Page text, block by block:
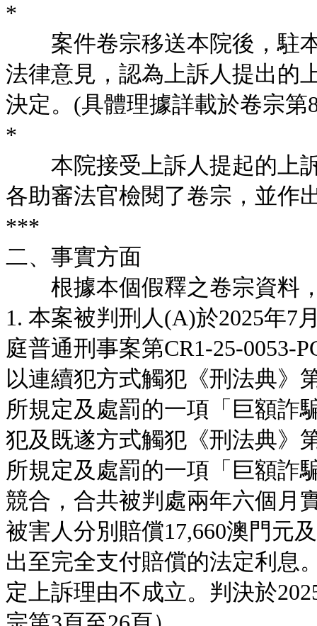
*
案件卷宗移送本院後，駐本
法律意見，認為上訴人提出的
決定。(具體理據詳載於卷宗第
*
本院接受上訴人提起的上訴
各助審法官檢閱了卷宗，並作
***
二、事實方面
根據本個假釋之卷宗資料，
1. 本案被判刑人(A)於2025年7
庭普通刑事案第CR1-25-0053-
以連續犯方式觸犯《刑法典》
所規定及處罰的一項「巨額詐
犯及既遂方式觸犯《刑法典》
所規定及處罰的一項「巨額詐
競合，合共被判處兩年六個月
被害人分別賠償17,660澳門元
出至完全支付賠償的法定利息
定上訴理由不成立。判決於